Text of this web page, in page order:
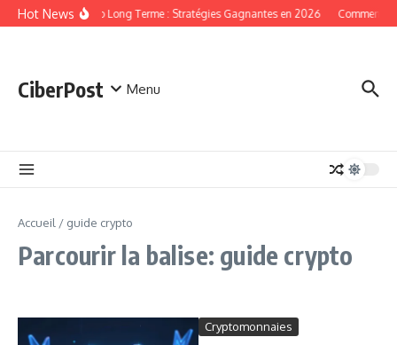
Aller au contenu
Hot NewsCrypto Long Terme : Stratégies Gagnantes en 2026 Comment
CiberPost Menu
Accueil / guide crypto
Parcourir la balise: guide crypto
Cryptomonnaies